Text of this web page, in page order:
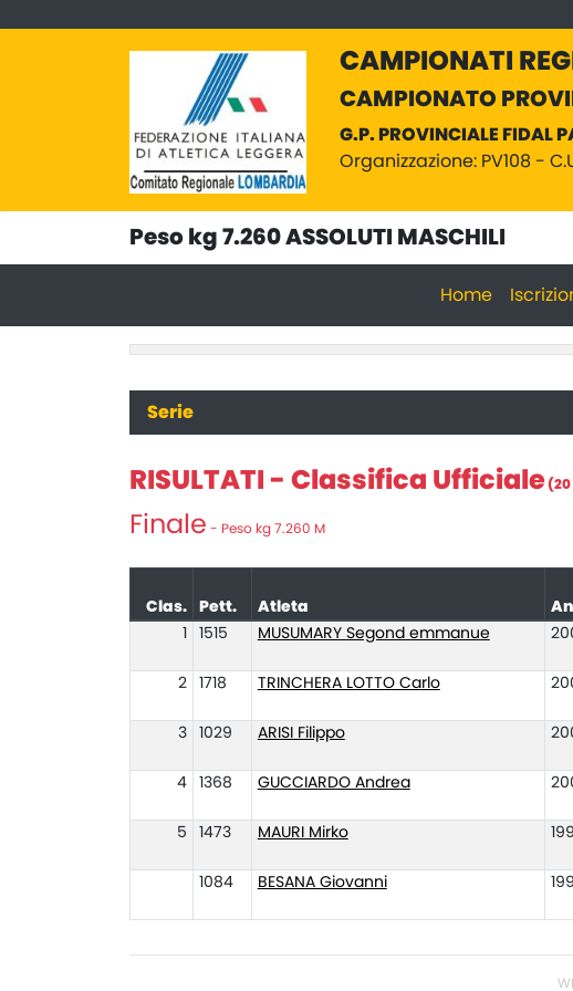
CAMPIONATI
CAMPIONATO
G.P. PROVINCIALE FIDAL
Organizzazione: PV108 -
Peso kg 7.260 ASSOLUTI MASCHILI
Home
Serie
RISULTATI - Classifica Ufficiale (20
Finale - Peso kg 7.260 M
Clas. Pett. Atleta
1 1515 MUSUMARY Segond emmanue
2 1718 TRINCHERA LOTTO Carlo
3 1029 ARISI Filippo
4 1368 GUCCIARDO Andrea
5 1473 MAURI Mirko
1084 BESANA Giovanni